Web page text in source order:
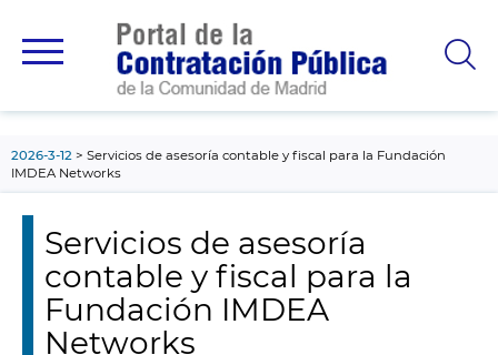
principal
2026-3-12
Servicios de asesoría contable y fiscal para la Fundación
IMDEA Networks
Servicios de asesoría
contable y fiscal para la
Fundación IMDEA
Networks